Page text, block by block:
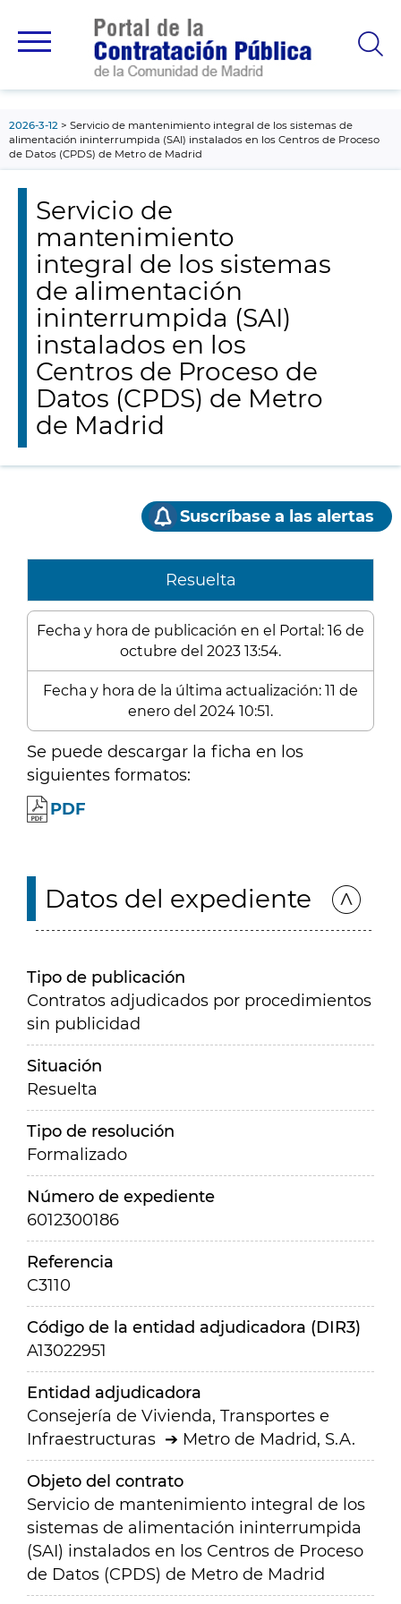
principal
2026-3-12
Servicio de mantenimiento integral de los sistemas de
alimentación ininterrumpida (SAI) instalados en los Centros de Proceso
de Datos (CPDS) de Metro de Madrid
Servicio de
mantenimiento
integral de los sistemas
de alimentación
ininterrumpida (SAI)
instalados en los
Centros de Proceso de
Datos (CPDS) de Metro
de Madrid
Suscríbase a las alertas
Resuelta
Fecha y hora de publicación en el Portal: 16 de
octubre del 2023 13:54.
Fecha y hora de la última actualización: 11 de
enero del 2024 10:51.
Se puede descargar la ficha en los
siguientes formatos:
PDF
Datos del expediente
Tipo de publicación
Contratos adjudicados por procedimientos
sin publicidad
Situación
Resuelta
Tipo de resolución
Formalizado
Número de expediente
6012300186
Referencia
C3110
Código de la entidad adjudicadora (DIR3)
A13022951
Entidad adjudicadora
Consejería de Vivienda, Transportes e
Infraestructuras
Metro de Madrid, S.A.
Objeto del contrato
Servicio de mantenimiento integral de los
sistemas de alimentación ininterrumpida
(SAI) instalados en los Centros de Proceso
de Datos (CPDS) de Metro de Madrid